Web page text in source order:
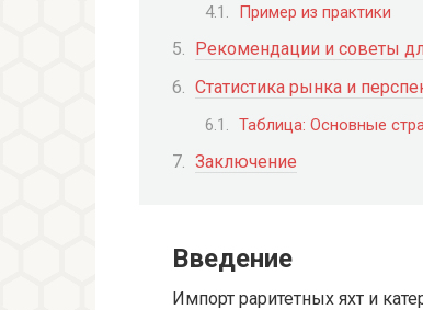
Пример из практики
Рекомендации и советы
Статистика рынка и
Таблица: Основные
Заключение
Введение
Импорт раритетных яхт и